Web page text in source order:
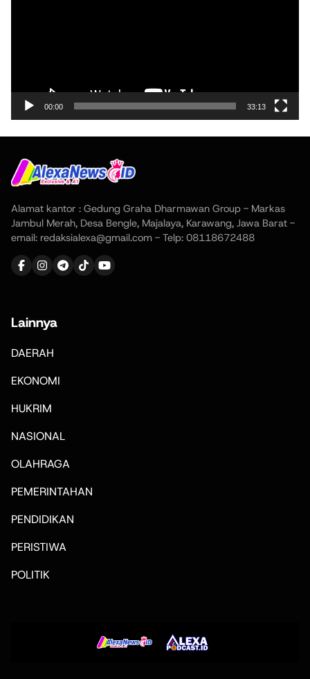
00:00 33:13
Alamat kantor : Gedung Graha Dharmawan Group - Markas
Jambul Merah, Desa Bengle, Majalaya, Karawang, Jawa Barat -
email: redaksialexa@gmail.com - Telp: 08118672488
Lainnya
DAERAH
EKONOMI
HUKRIM
NASIONAL
OLAHRAGA
PEMERINTAHAN
PENDIDIKAN
PERISTIWA
POLITIK